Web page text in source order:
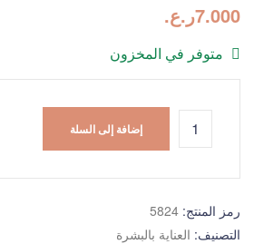
7.000ر.ع.
متوفر في المخزون
إضافة إلى السلة
رمز المنتج: 5824
التصنيف: العناية بالبشرة